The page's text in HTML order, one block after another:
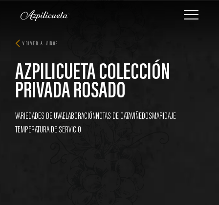
VOLVER A VINOS
AZPILICUETA COLECCIÓN
PRIVADA ROSADO
VARIEDADES DE UVAELABORACIÓNNOTAS DE CATAVIÑEDOSMARIDAJE
TEMPERATURA DE SERVICIO